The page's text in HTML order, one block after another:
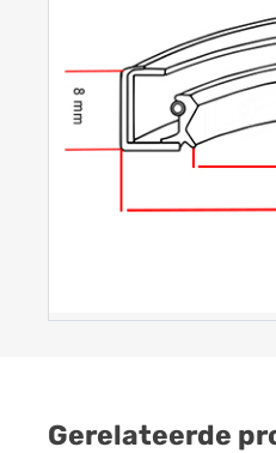
Gerelateerde